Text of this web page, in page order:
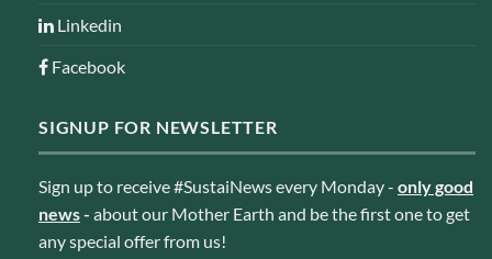
Linkedin
Facebook
SIGNUP FOR NEWSLETTER
Sign up to receive #SustaiNews every Monday - only good
news- about our Mother Earth and be the first one to get
any special offer from us!